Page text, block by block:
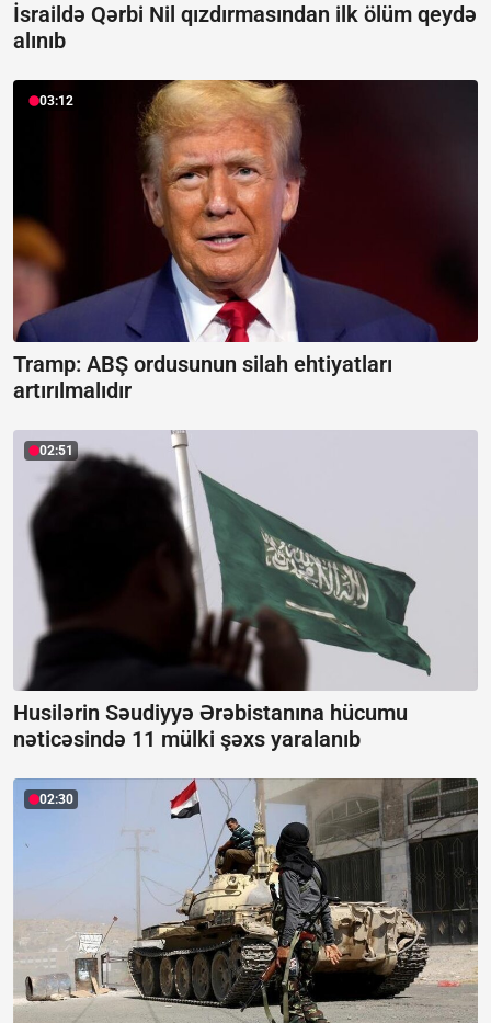
İsraildə Qərbi Nil qızdırmasından ilk ölüm qeydə
alınıb
03:12
Tramp: ABŞ ordusunun silah ehtiyatları
artırılmalıdır
02:51
Husilərin Səudiyyə Ərəbistanına hücumu
nəticəsində 11 mülki şəxs yaralanıb
02:30